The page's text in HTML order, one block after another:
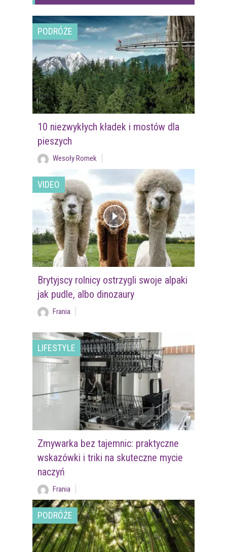
PODRÓŻE
10 niezwykłych kładek i mostów dla
pieszych
Wesoły Romek
VIDEO
Brytyjscy rolnicy ostrzygli swoje alpaki
jak pudle, albo dinozaury
Frania
LIFESTYLE
Zmywarka bez tajemnic: praktyczne
wskazówki i triki na skuteczne mycie
naczyń
Frania
PODRÓŻE